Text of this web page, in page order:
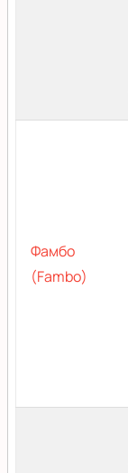
Фамбо
(Fambo)